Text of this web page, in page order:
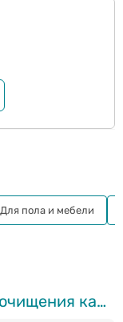
Отзывы DOMOL Порошок для очищения канализации, 600г
Для пола и мебели